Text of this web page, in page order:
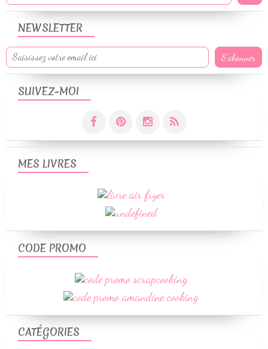
NEWSLETTER
SUIVEZ-MOI
CATÉGORIES
MES LIVRES
CODE PROMO